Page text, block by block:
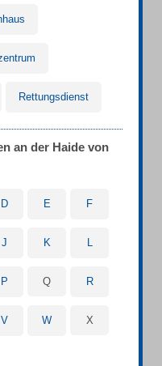
Rettungsdienst
an der Haide von
D E F
J K L
P Q R
V W X